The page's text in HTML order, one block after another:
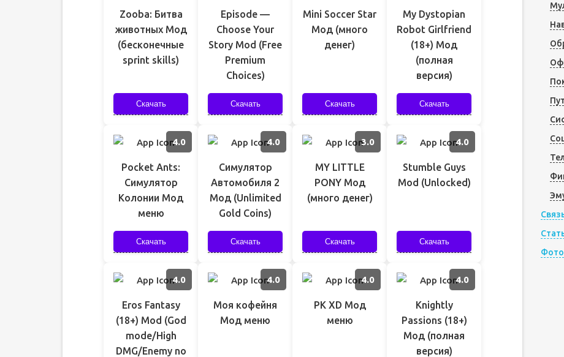
Zooba: Битва
животных Мод
(бесконечные
sprint skills)
Скачать
Episode —
Choose Your
Story Mod (Free
Premium
Choices)
Скачать
Mini Soccer Star
Мод (много
денег)
Скачать
My Dystopian
Robot Girlfriend
(18+) Мод
(полная
версия)
Скачать
4.0
Pocket Ants:
Симулятор
Колонии Мод
меню
Скачать
4.0
Симулятор
Автомобиля 2
Мод (Unlimited
Gold Coins)
Скачать
3.0
MY LITTLE
PONY Мод
(много денег)
Скачать
4.0
Stumble Guys
Mod (Unlocked)
Скачать
4.0
Eros Fantasy
(18+) Mod (God
mode/High
DMG/Enemy no
4.0
Моя кофейня
Мод меню
4.0
PK XD Мод
меню
4.0
Knightly
Passions (18+)
Мод (полная
версия)